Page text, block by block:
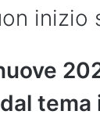
inizio
tema